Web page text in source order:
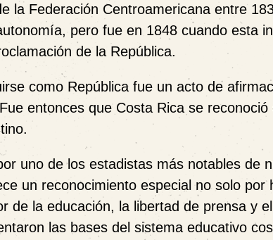
la Federación Centroamericana entre
pero fue en 1848 cuando esta
de la República.
como República fue un acto de
entonces que Costa Rica se
uno de los estadistas más notables de
un reconocimiento especial no solo
de la educación, la libertad de prensa y
las bases del sistema educativo